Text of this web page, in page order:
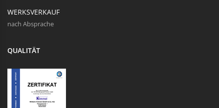
WERKSVERKAUF
nach Absprache
QUALITÄT